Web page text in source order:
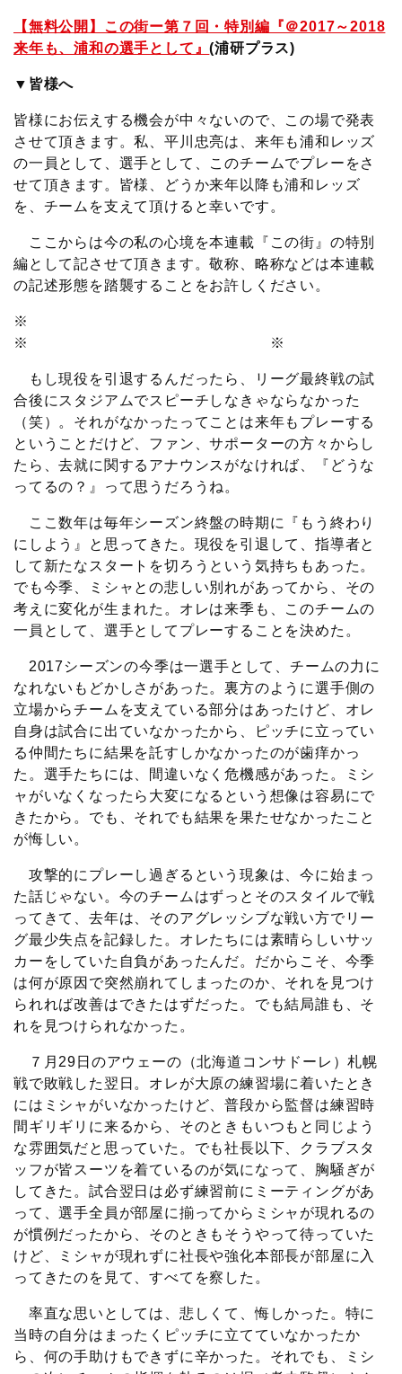
【無料公開】この街ー第７回・特別編『＠2017～2018
来年も、浦和の選手として』(浦研プラス)
▼皆様へ
皆様にお伝えする機会が中々ないので、この場で発表
させて頂きます。私、平川忠亮は、来年も浦和レッズ
の一員として、選手として、このチームでプレーをさ
せて頂きます。皆様、どうか来年以降も浦和レッズ
を、チームを支えて頂けると幸いです。
ここからは今の私の心境を本連載『この街』の特別
編として記させて頂きます。敬称、略称などは本連載
の記述形態を踏襲することをお許しください。
※
※ ※
もし現役を引退するんだったら、リーグ最終戦の試
合後にスタジアムでスピーチしなきゃならなかった
（笑）。それがなかったってことは来年もプレーする
ということだけど、ファン、サポーターの方々からし
たら、去就に関するアナウンスがなければ、『どうな
ってるの？』って思うだろうね。
ここ数年は毎年シーズン終盤の時期に『もう終わり
にしよう』と思ってきた。現役を引退して、指導者と
して新たなスタートを切ろうという気持ちもあった。
でも今季、ミシャとの悲しい別れがあってから、その
考えに変化が生まれた。オレは来季も、このチームの
一員として、選手としてプレーすることを決めた。
2017シーズンの今季は一選手として、チームの力に
なれないもどかしさがあった。裏方のように選手側の
立場からチームを支えている部分はあったけど、オレ
自身は試合に出ていなかったから、ピッチに立ってい
る仲間たちに結果を託すしかなかったのが歯痒かっ
た。選手たちには、間違いなく危機感があった。ミシ
ャがいなくなったら大変になるという想像は容易にで
きたから。でも、それでも結果を果たせなかったこと
が悔しい。
攻撃的にプレーし過ぎるという現象は、今に始まっ
た話じゃない。今のチームはずっとそのスタイルで戦
ってきて、去年は、そのアグレッシブな戦い方でリー
グ最少失点を記録した。オレたちには素晴らしいサッ
カーをしていた自負があったんだ。だからこそ、今季
は何が原因で突然崩れてしまったのか、それを見つけ
られれば改善はできたはずだった。でも結局誰も、そ
れを見つけられなかった。
７月29日のアウェーの（北海道コンサドーレ）札幌
戦で敗戦した翌日。オレが大原の練習場に着いたとき
にはミシャがいなかったけど、普段から監督は練習時
間ギリギリに来るから、そのときもいつもと同じよう
な雰囲気だと思っていた。でも社長以下、クラブスタ
ッフが皆スーツを着ているのが気になって、胸騒ぎが
してきた。試合翌日は必ず練習前にミーティングがあ
って、選手全員が部屋に揃ってからミシャが現れるの
が慣例だったから、そのときもそうやって待っていた
けど、ミシャが現れずに社長や強化本部長が部屋に入
ってきたのを見て、すべてを察した。
率直な思いとしては、悲しくて、悔しかった。特に
当時の自分はまったくピッチに立てていなかったか
ら、何の手助けもできずに辛かった。それでも、ミシ